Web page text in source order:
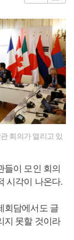
회의가 열리고 있
들이 모인 회의
시각이 나온다.
회담에서도 글
지 못할 것이라